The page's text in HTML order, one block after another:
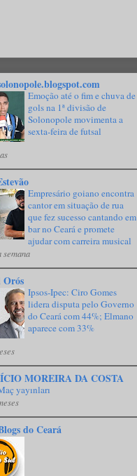
Emoção até o fim e chuva de
gols na 1ª divisão de
Solonopole movimenta a
sexta-feira de futsal
Empresário goiano encontra
cantor em situação de rua
que fez sucesso cantando em
bar no Ceará e promete
ajudar com carreira musical
semana
Ipsos-Ipec: Ciro Gomes
lidera disputa pelo Governo
do Ceará com 44%; Elmano
aparece com 33%
MOREIRA DA COSTA
yayınları
do Ceará